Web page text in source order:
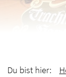
Du bist hier: